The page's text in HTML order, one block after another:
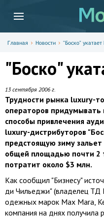
Главная Новости "Боско"
"Боско"
13 сентября 2006 г.
Трудности рынка luxury-
операторов придумывать
способы привлечения
luxury-дистрибуторов
предстоящую зиму
общей площадью почти 2
потратит около $3 млн.
Как сообщил "Бизнесу"
ди Чильеджи" (владелец ТД
одежных марок Max Mara,
компания на днях получила